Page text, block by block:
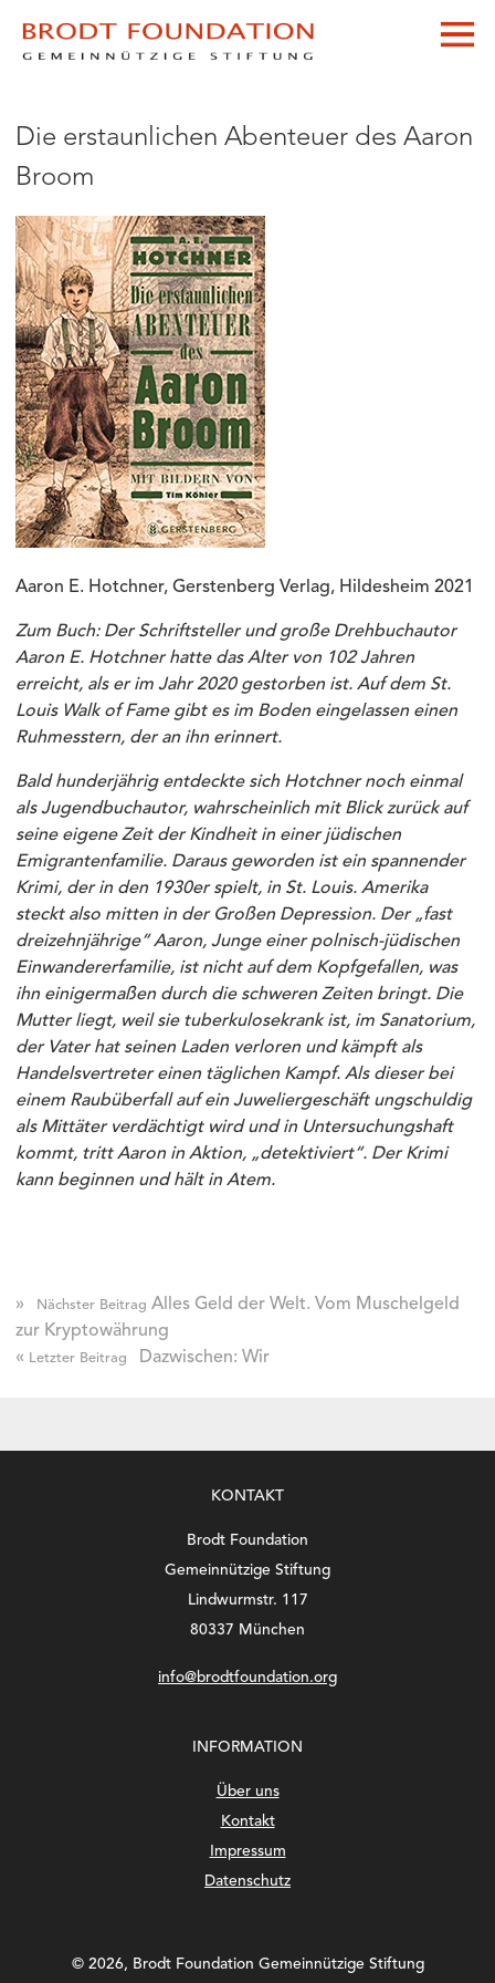
Die erstaunlichen Abenteuer des Aaron
Broom
Aaron E. Hotchner, Gerstenberg Verlag, Hildesheim 2021
Zum Buch: Der Schriftsteller und große Drehbuchautor
Aaron E. Hotchner hatte das Alter von 102 Jahren
erreicht, als er im Jahr 2020 gestorben ist. Auf dem St.
Louis Walk of Fame gibt es im Boden eingelassen einen
Ruhmesstern, der an ihn erinnert.
Bald hunderjährig entdeckte sich Hotchner noch einmal
als Jugendbuchautor, wahrscheinlich mit Blick zurück auf
seine eigene Zeit der Kindheit in einer jüdischen
Emigrantenfamilie. Daraus geworden ist ein spannender
Krimi, der in den 1930er spielt, in St. Louis. Amerika
steckt also mitten in der Großen Depression. Der „fast
dreizehnjährige“ Aaron, Junge einer polnisch-jüdischen
Einwandererfamilie, ist nicht auf dem Kopfgefallen, was
ihn einigermaßen durch die schweren Zeiten bringt. Die
Mutter liegt, weil sie tuberkulosekrank ist, im Sanatorium,
der Vater hat seinen Laden verloren und kämpft als
Handelsvertreter einen täglichen Kampf. Als dieser bei
einem Raubüberfall auf ein Juweliergeschäft ungschuldig
als Mittäter verdächtigt wird und in Untersuchungshaft
kommt, tritt Aaron in Aktion, „detektiviert“. Der Krimi
kann beginnen und hält in Atem.
» Nächster Beitrag Alles Geld der Welt. Vom Muschelgeld
zur Kryptowährung
« Letzter Beitrag Dazwischen: Wir
KONTAKT
Brodt Foundation
Gemeinnützige Stiftung
Lindwurmstr. 117
80337 München
info@brodtfoundation.org
INFORMATION
Über uns
Kontakt
Impressum
Datenschutz
© 2026, Brodt Foundation Gemeinnützige Stiftung